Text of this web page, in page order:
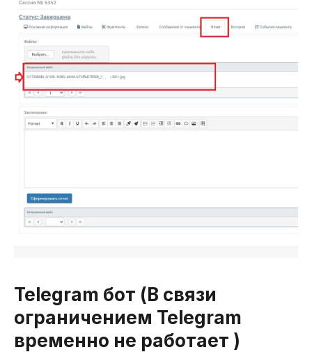
Telegram бот (В связи
ограничением Telegram
временно не работает )